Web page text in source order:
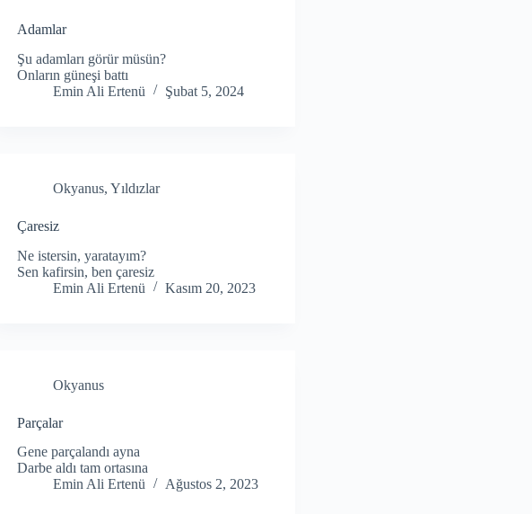
Adamlar
Şu adamları görür müsün?
Onların güneşi battı
Emin Ali Ertenü
Şubat 5, 2024
Okyanus, Yıldızlar
Çaresiz
Ne istersin, yaratayım?
Sen kafirsin, ben çaresiz
Emin Ali Ertenü
Kasım 20, 2023
Okyanus
Parçalar
Gene parçalandı ayna
Darbe aldı tam ortasına
Emin Ali Ertenü
Ağustos 2, 2023